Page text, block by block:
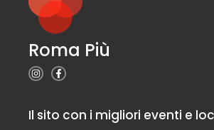
Roma Più
Il sito con i migliori eventi e